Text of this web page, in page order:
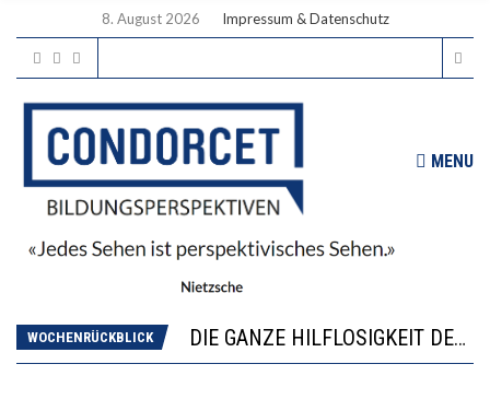
8. August 2026 Impressum & Datenschutz
MENU
WOCHENRÜCKBLICK
DIE GANZE HILFLOSIGKEIT DES BILDUNGSBÜRGERTUMS
WORAUS WÄCHST, WAS KINDER TRÄGT